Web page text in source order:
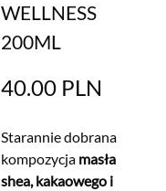
WELLNESS
200ML
40.00 PLN
Starannie dobrana
kompozycja masła
shea, kakaowego i